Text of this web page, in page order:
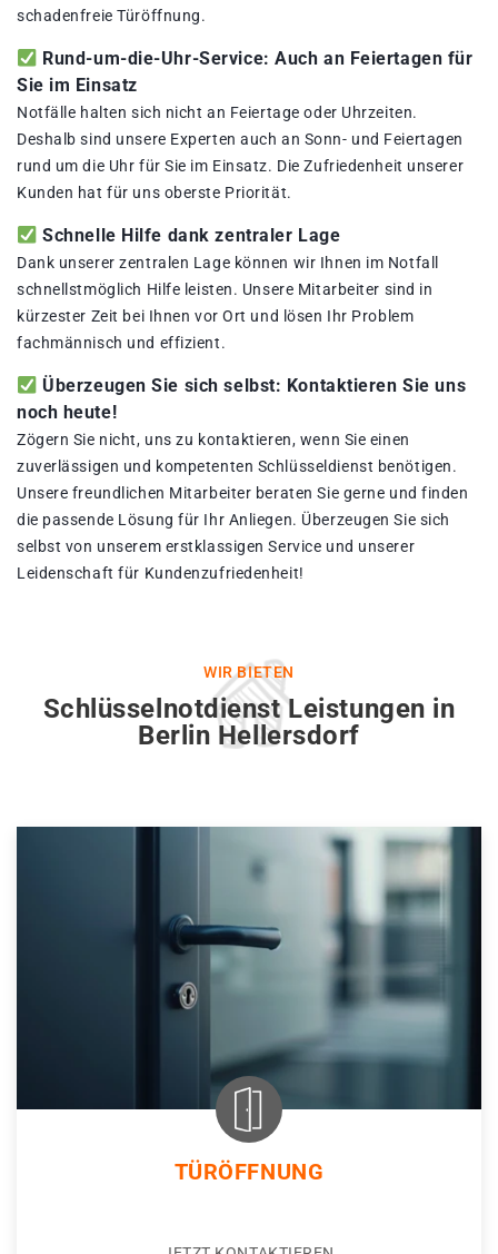
schadenfreie Türöffnung.
Rund-um-die-Uhr-Service: Auch an Feiertagen für
Sie im Einsatz
Notfälle halten sich nicht an Feiertage oder Uhrzeiten.
Deshalb sind unsere Experten auch an Sonn- und Feiertagen
rund um die Uhr für Sie im Einsatz. Die Zufriedenheit unserer
Kunden hat für uns oberste Priorität.
Schnelle Hilfe dank zentraler Lage
Dank unserer zentralen Lage können wir Ihnen im Notfall
schnellstmöglich Hilfe leisten. Unsere Mitarbeiter sind in
kürzester Zeit bei Ihnen vor Ort und lösen Ihr Problem
fachmännisch und effizient.
Überzeugen Sie sich selbst: Kontaktieren Sie uns
noch heute!
Zögern Sie nicht, uns zu kontaktieren, wenn Sie einen
zuverlässigen und kompetenten Schlüsseldienst benötigen.
Unsere freundlichen Mitarbeiter beraten Sie gerne und finden
die passende Lösung für Ihr Anliegen. Überzeugen Sie sich
selbst von unserem erstklassigen Service und unserer
Leidenschaft für Kundenzufriedenheit!
WIR BIETEN
Schlüsselnotdienst Leistungen in
Berlin Hellersdorf
TÜRÖFFNUNG